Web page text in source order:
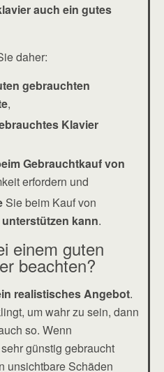
auch ein gutes
daher:
gebrauchten
,
Klavier
Gebrauchtkauf von
erfordern und
Sie beim Kauf von
unterstützen kann.
einem guten
beachten?
realistisches Angebot.
um wahr zu sein, dann
so. Wenn
günstig gebraucht
unsichtbare Schäden